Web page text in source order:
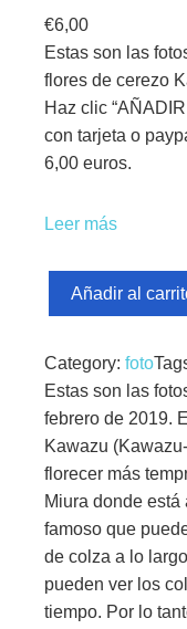
€6,00
Estas son las
flores de cerezo
Haz clic
con tarjeta o
6,00 euros.
Leer más
a
d
e
C
e
r
e
z
o
K
Añadir al
Category: foto
Estas son las
febrero de 2019.
Kawazu
florecer más
Miura donde está
famoso que
de colza a lo
pueden ver los
tiempo. Por lo